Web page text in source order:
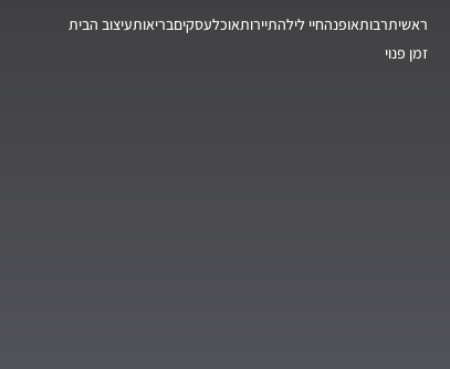
ראשיתרבותאופנהחיי לילהתיירותאוכלעסקיםבריאותעיצוב הבית
זמן פנוי